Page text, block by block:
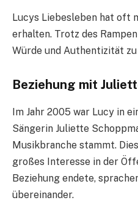
Lucys Liebesleben hat oft
erhalten. Trotz des
Würde und Authentizität zu
Beziehung mit
Im Jahr 2005 war Lucy in
Sängerin Juliette
Musikbranche stammt.
großes Interesse in der
Beziehung endete,
übereinander.